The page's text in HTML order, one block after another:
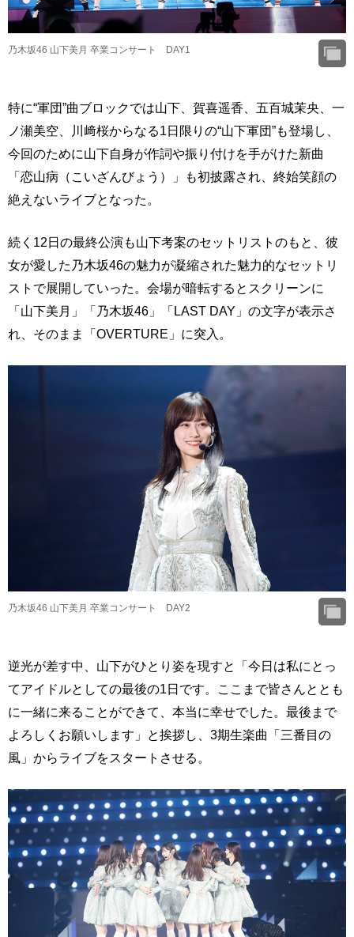
乃木坂46 山下美月 卒業コンサート DAY1
特に“軍団”曲ブロックでは山下、賀喜遥香、五百城茉央、一
ノ瀬美空、川﨑桜からなる1日限りの“山下軍団”も登場し、
今回のために山下自身が作詞や振り付けを手がけた新曲
「恋山病（こいざんびょう）」も初披露され、終始笑顔の
絶えないライブとなった。
続く12日の最終公演も山下考案のセットリストのもと、彼
女が愛した乃木坂46の魅力が凝縮された魅力的なセットリ
ストで展開していった。会場が暗転するとスクリーンに
「山下美月」「乃木坂46」「LAST DAY」の文字が表示さ
れ、そのまま「OVERTURE」に突入。
乃木坂46 山下美月 卒業コンサート DAY2
逆光が差す中、山下がひとり姿を現すと「今日は私にとっ
てアイドルとしての最後の1日です。ここまで皆さんととも
に一緒に来ることができて、本当に幸せでした。最後まで
よろしくお願いします」と挨拶し、3期生楽曲「三番目の
風」からライブをスタートさせる。